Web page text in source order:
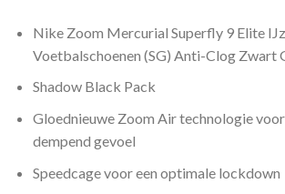
Nike Zoom Mercurial Superfly 9 Elite
Voetbalschoenen (SG) Anti-Clog Zwart
Shadow Black Pack
Gloednieuwe Zoom Air technologie
dempend gevoel
Speedcage voor een optimale lockdown